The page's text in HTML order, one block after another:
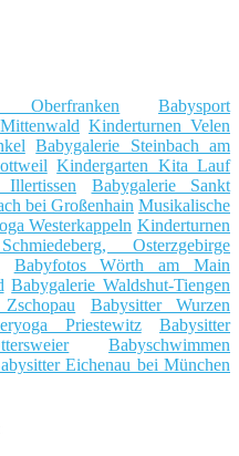
Oberfranken
Babysport
Kinderturnen Velen
Babygalerie Steinbach am
Kindergarten Kita Lauf
Babygalerie Sankt
bei Großenhain Musikalische
Westerkappeln Kinderturnen
Osterzgebirge
Babyfotos Wörth am Main
Babygalerie Waldshut-Tiengen
Babysitter Wurzen
Priestewitz
Babysitter
Babyschwimmen
Eichenau bei München